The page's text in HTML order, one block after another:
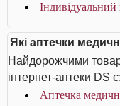
Які аптечки
Найдорожчими
інтернет-аптеки DS є:
Аптечка